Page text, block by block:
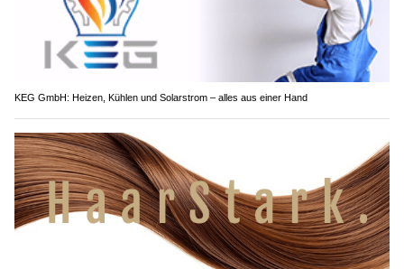
KEG GmbH: Heizen, Kühlen und Solarstrom – alles aus einer Hand